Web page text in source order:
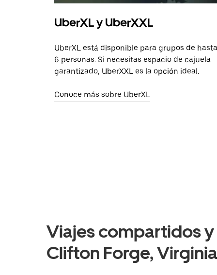
UberXL y UberXXL
UberXL está disponible para grupos de hasta
6 personas. Si necesitas espacio de cajuela
garantizado, UberXXL es la opción ideal.
Conoce más sobre UberXL
Viajes compartidos
Clifton Forge, Virginia